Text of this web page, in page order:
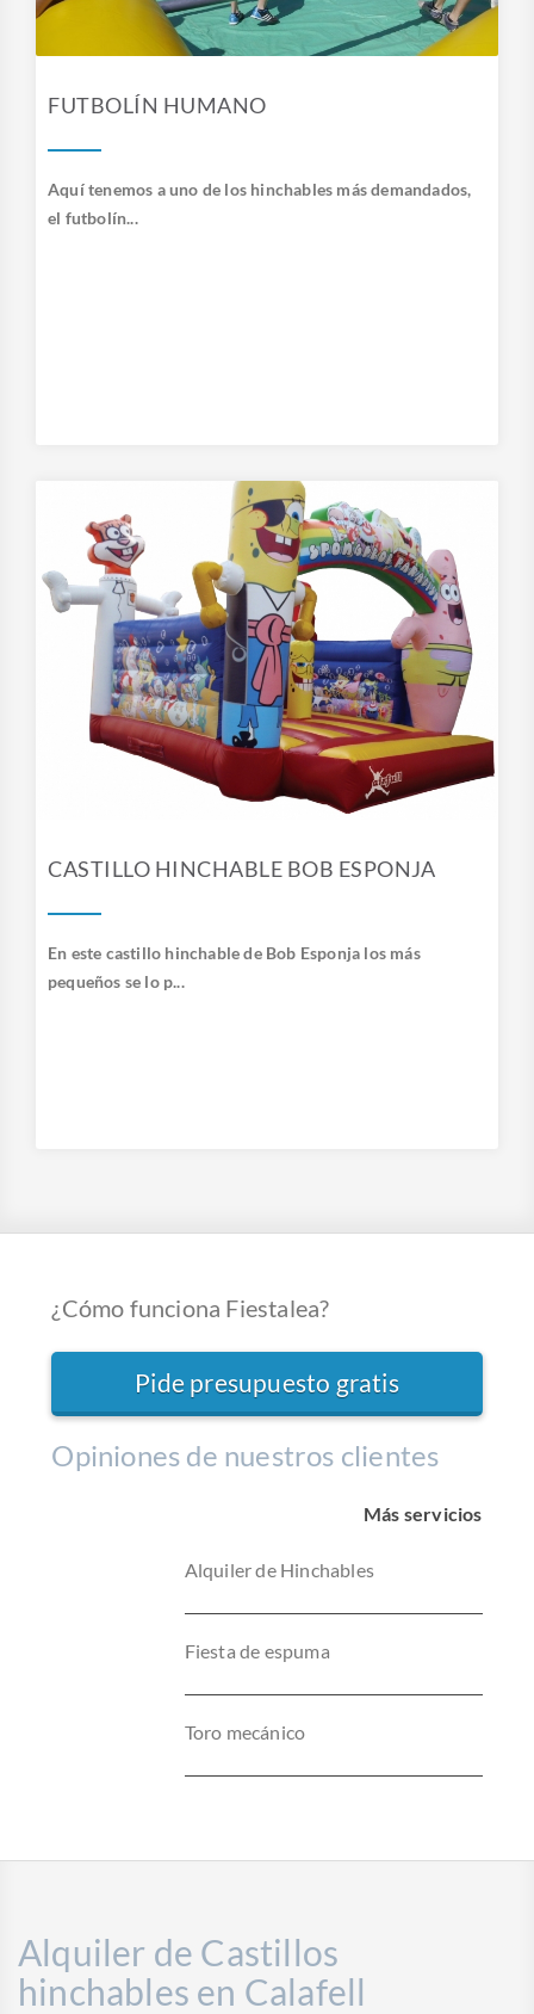
FUTBOLÍN HUMANO
Aquí tenemos a uno de los hinchables más demandados,
el futbolín...
CASTILLO HINCHABLE BOB ESPONJA
En este castillo hinchable de Bob Esponja los más
pequeños se lo p...
¿Cómo funciona Fiestalea?
Pide presupuesto gratis
Opiniones de nuestros clientes
Más servicios
Alquiler de Hinchables
Fiesta de espuma
Toro mecánico
Alquiler de Castillos
hinchables en Calafell